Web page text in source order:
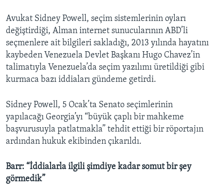
Avukat Sidney Powell, seçim sistemlerinin oyları
değiştirdiği, Alman internet sunucularının ABD’li
seçmenlere ait bilgileri sakladığı, 2013 yılında hayatını
kaybeden Venezuela Devlet Başkanı Hugo Chavez’in
talimatıyla Venezuela’da seçim yazılımı üretildiği gibi
kurmaca bazı iddiaları gündeme getirdi.
Sidney Powell, 5 Ocak’ta Senato seçimlerinin
yapılacağı Georgia’yı “büyük çaplı bir mahkeme
başvurusuyla patlatmakla” tehdit ettiği bir röportajın
ardından hukuk ekibinden çıkarıldı.
Barr: “İddialarla ilgili şimdiye kadar somut bir şey
görmedik”